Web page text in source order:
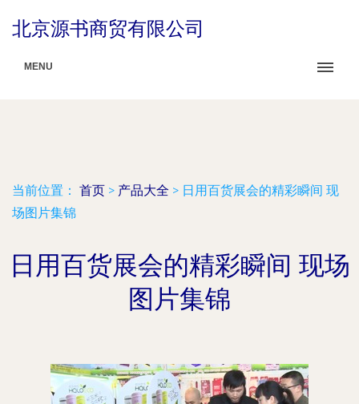
北京源书商贸有限公司
MENU
当前位置： 首页 > 产品大全 > 日用百货展会的精彩瞬间 现
场图片集锦
日用百货展会的精彩瞬间 现场
图片集锦